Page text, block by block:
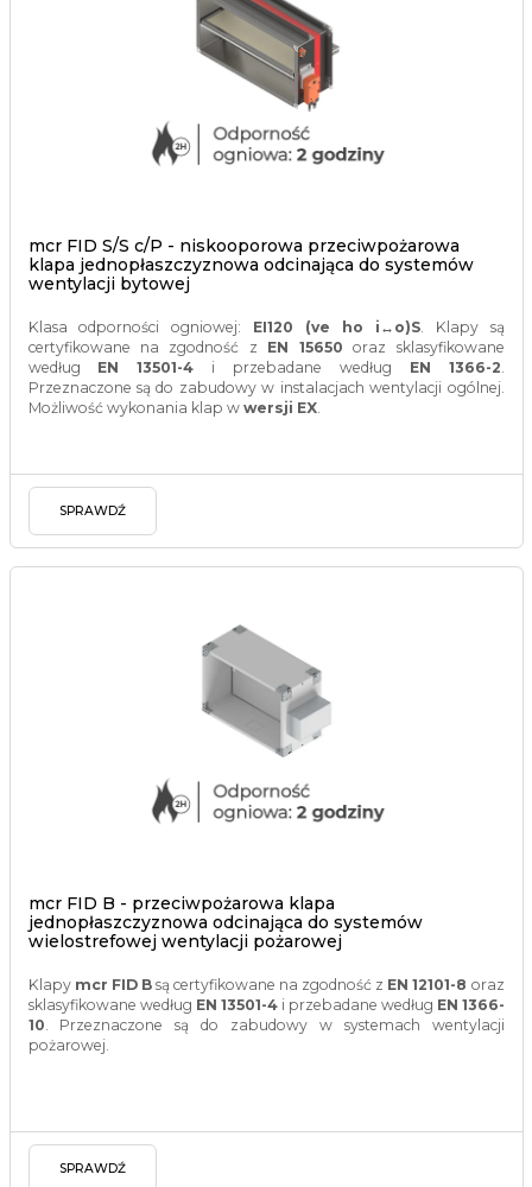
mcr FID S/S c/P - niskooporowa przeciwpożarowa
klapa jednopłaszczyznowa odcinająca do systemów
wentylacji bytowej
Klasa odporności ogniowej: EI120 (ve ho i↔o)S. Klapy są
certyfikowane na zgodność z EN 15650 oraz sklasyfikowane
według EN 13501-4 i przebadane według EN 1366-2.
Przeznaczone są do zabudowy w instalacjach wentylacji ogólnej.
Możliwość wykonania klap w wersji EX.
SPRAWDŹ
mcr FID B - przeciwpożarowa klapa
jednopłaszczyznowa odcinająca do systemów
wielostrefowej wentylacji pożarowej
Klapy mcr FID Bsą certyfikowane na zgodność z EN 12101-8 oraz
sklasyfikowane według EN 13501-4i przebadane według EN 1366-
10. Przeznaczone są do zabudowy w systemach wentylacji
pożarowej.
SPRAWDŹ